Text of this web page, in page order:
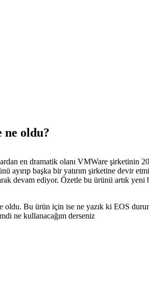
ne oldu?
en dramatik olanı VMWare şirketinin
ayırıp başka bir yatırım şirketine devir
devam ediyor. Özetle bu ürünü artık yeni
oldu. Bu ürün için ise ne yazık ki EOS
ne kullanacağım derseniz